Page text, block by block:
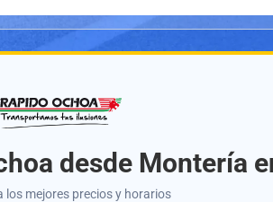
desde Montería
los mejores precios y horarios